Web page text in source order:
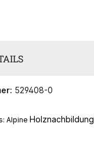
529408-0
Alpine Holznachbildung